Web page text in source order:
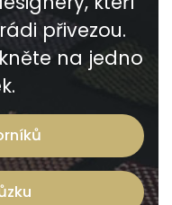
přivezou.
na jedno